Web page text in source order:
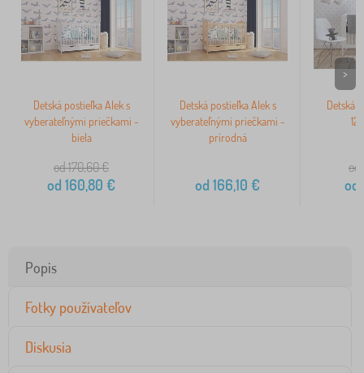
Detská postieľka Alek s
vyberateľnými priečkami -
biela
od 170,60€
od 160,80 €
Detská postieľka Alek s
vyberateľnými priečkami -
prírodná
od 166,10 €
Detská
od
od
>
Popis
Fotky používateľov
Diskusia